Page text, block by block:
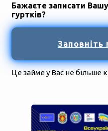
Бажаєте записати
гуртків?
Заповніть
Це займе у Вас не більше